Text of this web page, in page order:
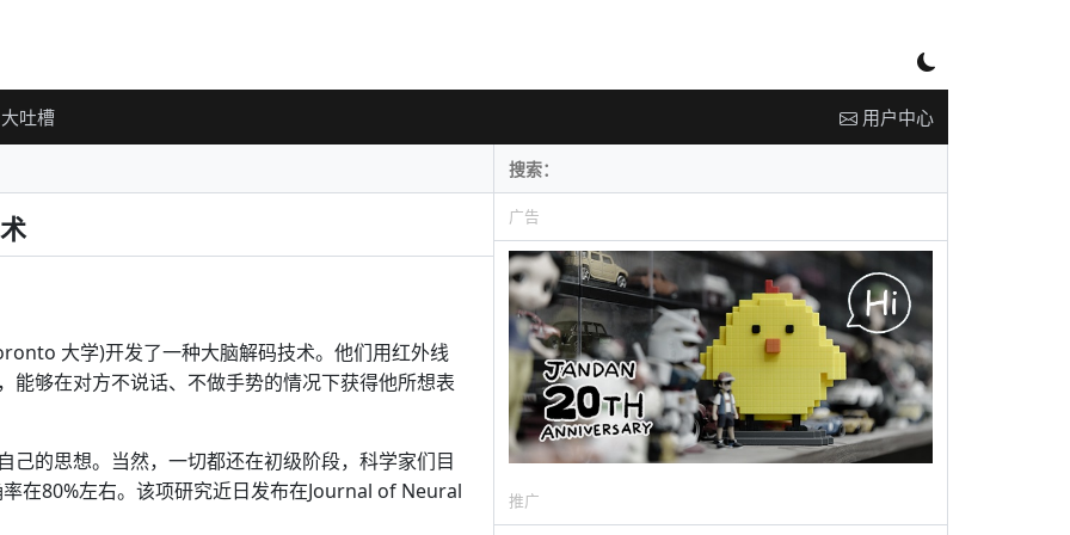
大吐槽 用户中心
大学)开发了一种大脑解码技术。他们用红外线
能够在对方不说话、不做手势的情况下获得他所想表
己的思想。当然，一切都还在初级阶段，科学家们目
在80%左右。该项研究近日发布在Journal of Neural
广告
推广